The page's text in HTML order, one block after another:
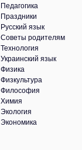
Педагогика
Праздники
Русский язык
Советы родителям
Технология
Украинский язык
Физика
Физкультура
Философия
Химия
Экология
Экономика